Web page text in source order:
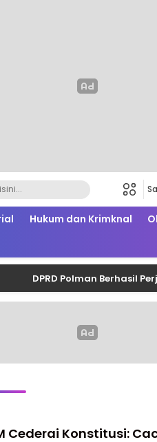
Hukum dan Krimknal
DPRD Polman Berhasil
Cederai Konstitusi: